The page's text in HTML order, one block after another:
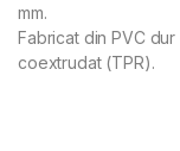
mm.
Fabricat din PVC
coextrudat (TPR).